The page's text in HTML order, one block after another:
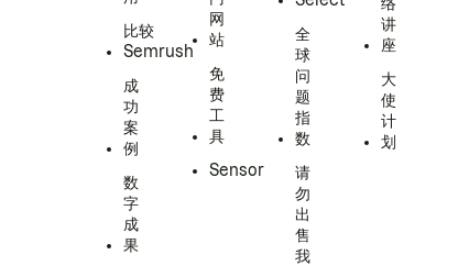
比较
Semrush
成
功
案
例
数
字
成
果
网
站
免
费
工
具
Sensor
全
球
问
题
指
数
请
勿
出
售
我
讲
座
大
使
计
划